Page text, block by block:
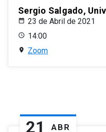
Sergio Salgado,
23 de Abril de 2021
14:00
Zoom
21 ABR